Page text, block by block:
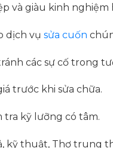
và giàu kinh
dịch vụ sửa cuốn
các sự cố trong
trước khi sửa chữa.
tra kỹ lưỡng có tâm.
kỹ thuật, Thợ trung